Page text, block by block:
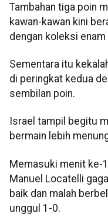
Tambahan tiga poin
kawan-kawan kini
dengan koleksi enam
Sementara itu
di peringkat kedua
sembilan poin.
Israel tampil begitu
bermain lebih
Memasuki menit ke-
Manuel Locatelli
baik dan malah
unggul 1-0.